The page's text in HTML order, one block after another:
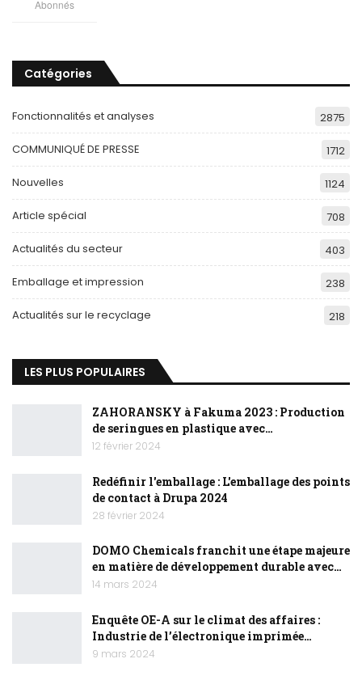
Abonnés
Catégories
Fonctionnalités et analyses 2875
COMMUNIQUÉ DE PRESSE 1712
Nouvelles 1124
Article spécial 708
Actualités du secteur 403
Emballage et impression 238
Actualités sur le recyclage 218
LES PLUS POPULAIRES
ZAHORANSKY à Fakuma 2023 : Production
de seringues en plastique avec…
12 février 2024
Redéfinir l'emballage : L'emballage des points
de contact à Drupa 2024
28 février 2024
DOMO Chemicals franchit une étape majeure
en matière de développement durable avec…
14 mars 2024
Enquête OE-A sur le climat des affaires :
Industrie de l’électronique imprimée…
9 mars 2024